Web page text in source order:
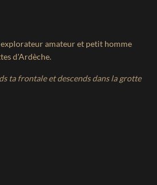
amateur et petit homme
d'Ardèche.
ta frontale et descends dans la grotte